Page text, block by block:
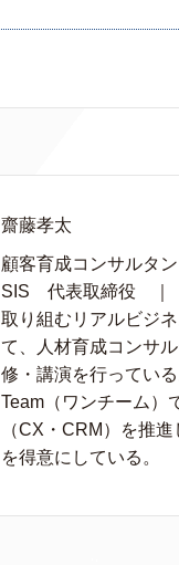
齋藤孝太
顧客育成コンサルタ
SIS 代表取締役 ｜
取り組むリアルビジ
て、人材育成コンサ
修・講演を行ってい
Team（ワンチーム）
（CX・CRM）を推
を得意にしている。